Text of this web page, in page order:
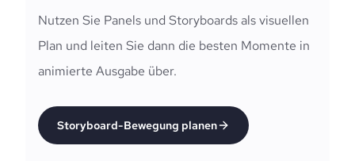
Nutzen Sie Panels und Storyboards als visuellen
Plan und leiten Sie dann die besten Momente in
animierte Ausgabe über.
Storyboard-Bewegung planen